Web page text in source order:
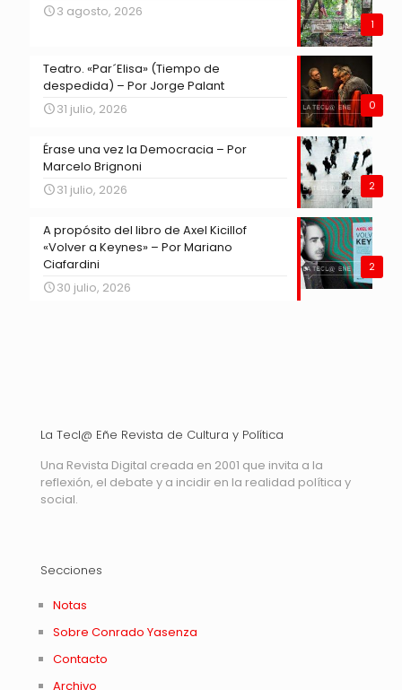
1
3 agosto, 2026
0
Teatro. «Par´Elisa» (Tiempo de
despedida) – Por Jorge Palant
31 julio, 2026
2
Érase una vez la Democracia – Por
Marcelo Brignoni
31 julio, 2026
2
A propósito del libro de Axel Kicillof
«Volver a Keynes» – Por Mariano
Ciafardini
30 julio, 2026
La Tecl@ Eñe Revista de Cultura y Política
Una Revista Digital creada en 2001 que invita a la
reflexión, el debate y a incidir en la realidad política y
social.
Secciones
Notas
Sobre Conrado Yasenza
Contacto
Archivo